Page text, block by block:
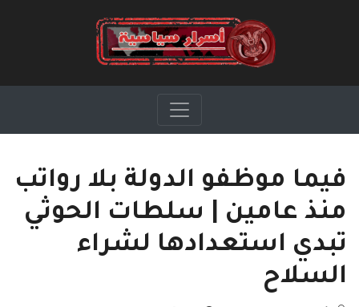
فيما موظفو الدولة بلا رواتب
منذ عامين | سلطات الحوثي
تبدي استعدادها لشراء
السلاح